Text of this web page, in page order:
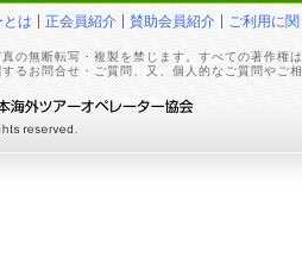
は 正会員紹介 賛助会員紹介 ご利用に
の無断転写・複製を禁じます。すべての著作権
るお問合せ・ご質問、又、個人的なご質問やご